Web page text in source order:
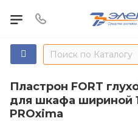
Пластрон FORT
для шкафа шириной
PROxima